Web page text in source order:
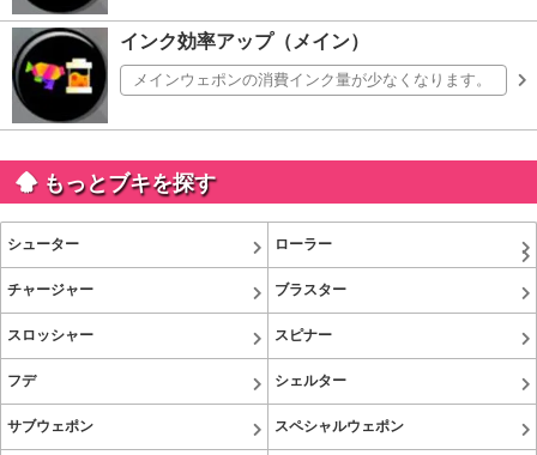
インク効率アップ（メイン）
メインウェポンの消費インク量が少なくなります。
もっとブキを探す
シューター ローラー
チャージャー ブラスター
スロッシャー スピナー
フデ シェルター
サブウェポン スペシャルウェポン